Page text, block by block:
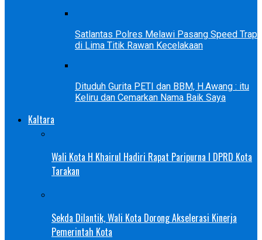
Satlantas Polres Melawi Pasang Speed Trap
di Lima Titik Rawan Kecelakaan
Dituduh Gurita PETI dan BBM, H.Awang : itu
Keliru dan Cemarkan Nama Baik Saya
Kaltara
Wali Kota H Khairul Hadiri Rapat Paripurna I DPRD Kota
Tarakan
Sekda Dilantik, Wali Kota Dorong Akselerasi Kinerja
Pemerintah Kota